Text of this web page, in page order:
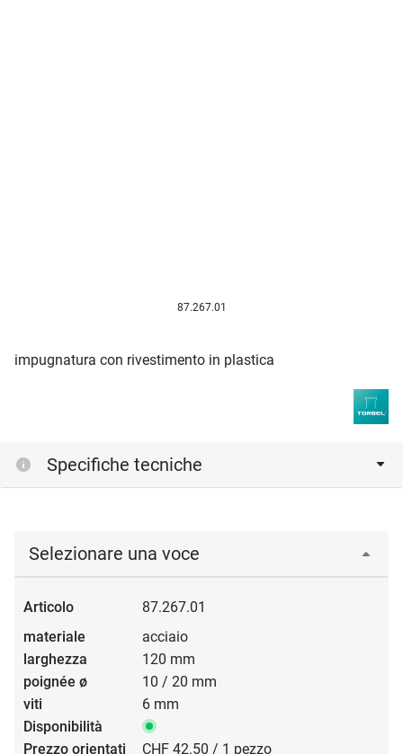
87.267.01
impugnatura con rivestimento in plastica
Specifiche tecniche
Selezionare una voce
87.267.01
acciaio
120 mm
10 / 20 mm
6 mm
CHF 42.50 / 1 pezzo